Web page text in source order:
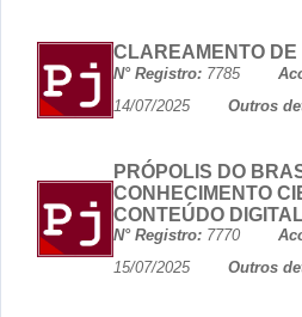
CLAREAMENTO DE
N° Registro: 7785
14/07/2025 Outros
PRÓPOLIS DO
CONHECIMENTO
CONTEÚDO
N° Registro: 7770
15/07/2025 Outros